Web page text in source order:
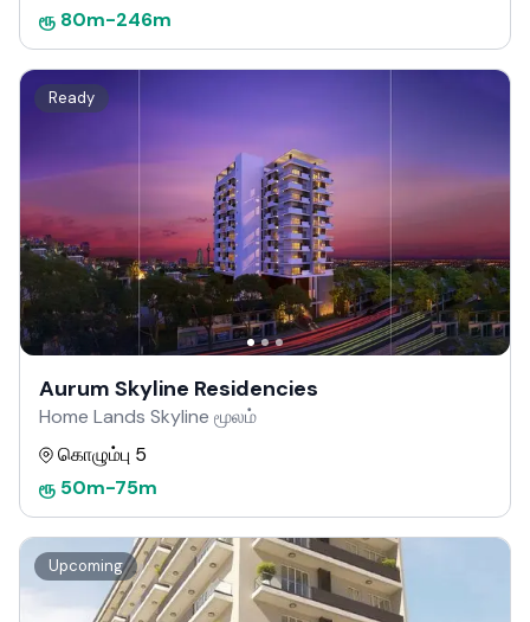
ரூ 80m-246m
Ready
Aurum Skyline Residencies
Home Lands Skyline மூலம்
கொழும்பு 5
ரூ 50m-75m
Upcoming